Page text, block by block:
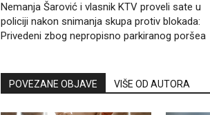
Nemanja Šarović i vlasnik KTV proveli sate u
policiji nakon snimanja skupa protiv blokada:
Privedeni zbog nepropisno parkiranog poršea
POVEZANE OBJAVE VIŠE OD AUTORA